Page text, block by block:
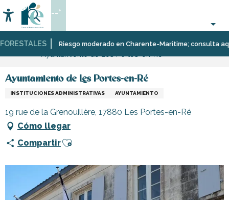
au
contenu
principal
Riesgo moderado en Charente-Maritime; consulta aquí
Accessibilité
Buscar
--°
Página Web InfórmeseTiendasTiendas
Ayuntamiento de Les Portes-en-Ré
INSTITUCIONES ADMINISTRATIVAS AYUNTAMIENTO
19 rue de la Grenouillère, 17880 Les Portes-en-Ré
Cómo llegar
CompartirAjouter aux favoris